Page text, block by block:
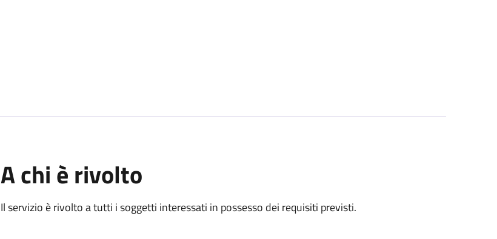
A chi è rivolto
Il servizio è rivolto a tutti i soggetti interessati in possesso dei requisiti previsti.